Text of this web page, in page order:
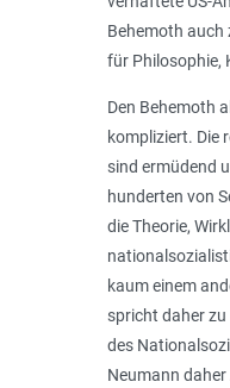
Behemoth auch
für Philosophie,
Den Behemoth
kompliziert. Die
sind ermüdend
hunderten von
die Theorie,
kaum einem
spricht daher zu
des
Neumann